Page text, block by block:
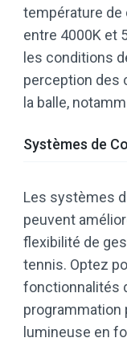
température de
entre 4000K et
les conditions
perception des
la balle,
Systèmes de
Les systèmes
peuvent
flexibilité de
tennis. Optez
fonctionnalités
programmation
lumineuse en